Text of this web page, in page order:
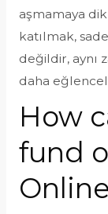
aşmamaya
katılmak,
değildir, aynı
daha
How
fund
Online